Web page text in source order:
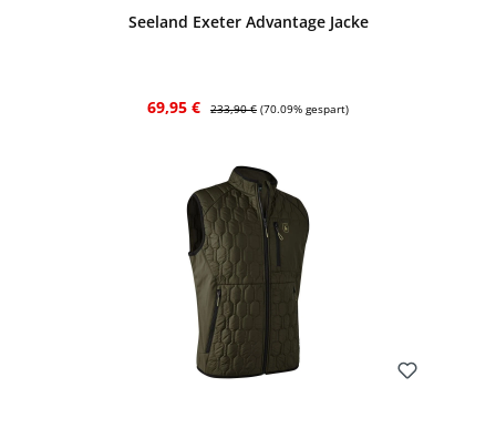
Seeland Exeter Advantage Jacke
Verkaufspreis:
69,95 € Regulärer Preis:
233,90 € (70.09% gespart)